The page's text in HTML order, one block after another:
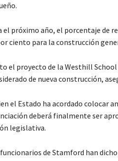
el próximo año, el porcentaje de
ciento para la construcción
el proyecto de la Westhill School
de nueva construcción,
el Estado ha acordado colocar
deberá finalmente ser
legislativa.
de Stamford han